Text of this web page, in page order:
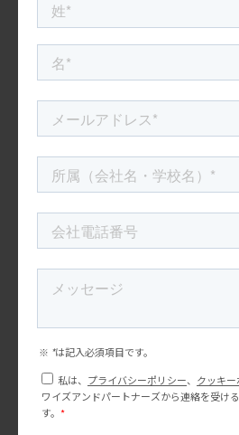
アメリカ市場向けにSNS開設したけれ
いる、どんな投稿が良いのかわからな
ケティングをしてみたいけど売上に結
に関するお悩みはありませんか？今回
2024.07.18
セミナー
【JETRO鳥取主催セミナーレポー